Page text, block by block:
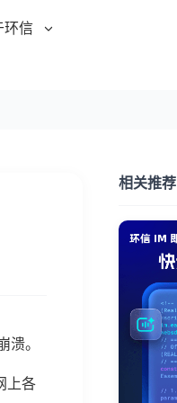
环信
溃。
上各
相关推荐